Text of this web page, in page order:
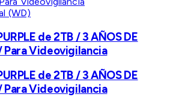
(WD)
de 2TB / 3 AÑOS DE
Para Videovigilancia
de 2TB / 3 AÑOS DE
Para Videovigilancia